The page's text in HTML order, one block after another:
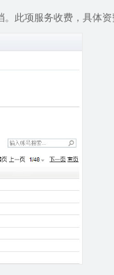
此项服务收费，具体资